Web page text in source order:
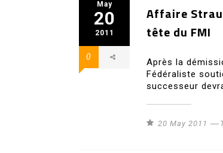
May
20
2011
0
Affaire
tête du FMI
Après la
Fédéraliste
successeur
20 May 2011